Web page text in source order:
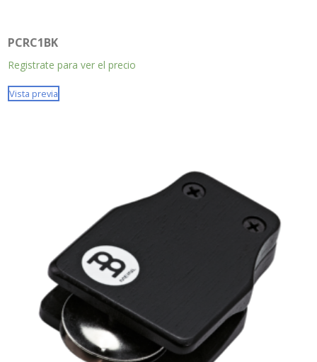
PCRC1BK
Registrate para ver el precio
Vista previa